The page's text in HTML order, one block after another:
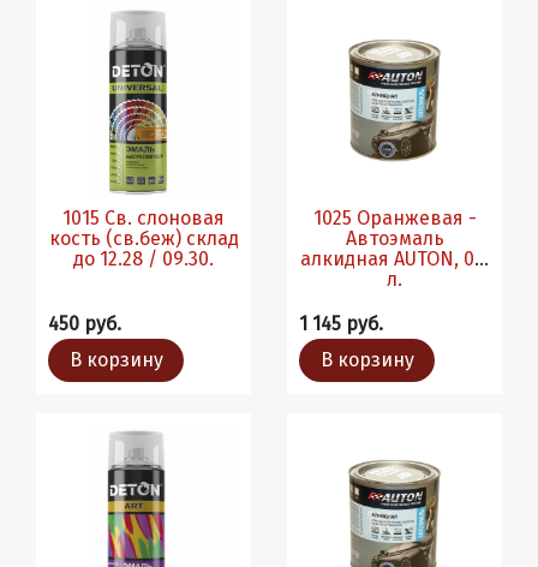
1015 Св. слоновая
кость (св.беж) склад
до 12.28 / 09.30.
450 руб.
В корзину
1025 Оранжевая -
Автоэмаль
алкидная AUTON, 0.8
л.
1 145 руб.
В корзину